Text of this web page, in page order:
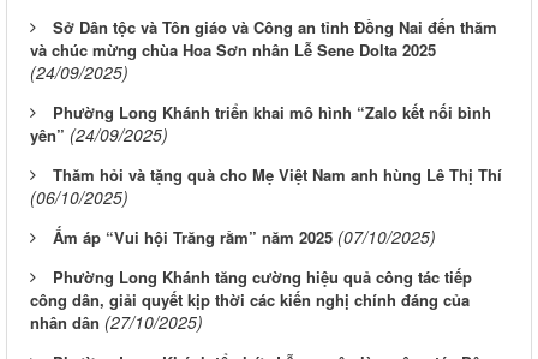
Sở Dân tộc và Tôn giáo và Công an tỉnh Đồng Nai đến thăm
và chúc mừng chùa Hoa Sơn nhân Lễ Sene Dolta 2025
(24/09/2025)
Phường Long Khánh triển khai mô hình “Zalo kết nối bình
yên” (24/09/2025)
Thăm hỏi và tặng quà cho Mẹ Việt Nam anh hùng Lê Thị Thí
(06/10/2025)
Ấm áp “Vui hội Trăng rằm” năm 2025 (07/10/2025)
Phường Long Khánh tăng cường hiệu quả công tác tiếp
công dân, giải quyết kịp thời các kiến nghị chính đáng của
nhân dân (27/10/2025)